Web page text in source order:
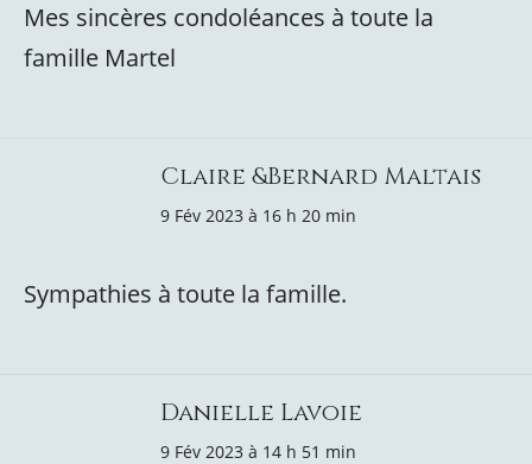
Mes sincères condoléances à toute la
famille Martel
Claire &Bernard Maltais
9 Fév 2023 à 16 h 20 min
Sympathies à toute la famille.
Danielle Lavoie
9 Fév 2023 à 14 h 51 min